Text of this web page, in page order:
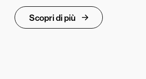
Scopri di più